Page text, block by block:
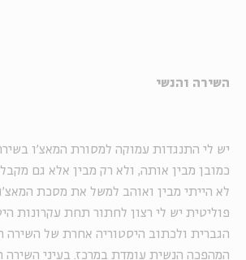
השירה והנשי
יש לי התנגדות עמוקה למסורת המאצ'ו
כמובן מבין אותה, ולא רק מבין אלא גם
לא הייתי מבין ואוהב למשל את מסכת
פוליטית יש לי רצון לחתור תחת עקרונות
הגברית ולכתוב היסטוריה אחרת של השירה
המהפכה הנשית עומדת במרכז. בעיני השירה